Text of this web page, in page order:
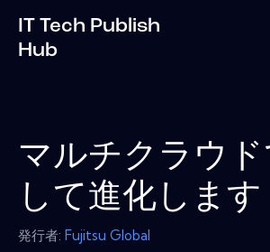
IT Tech Publish
Hub
マルチクラウ
して進化します
発行者: Fujitsu Global